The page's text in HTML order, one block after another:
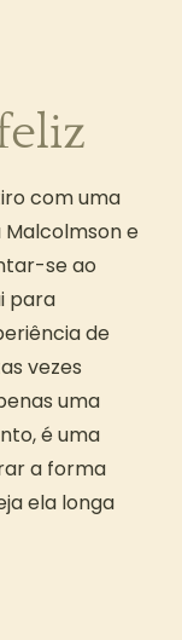
com uma
e
se ao
para
de
vezes
uma
é uma
a forma
ela longa